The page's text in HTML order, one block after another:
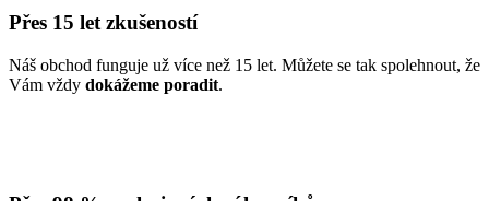
Přes 15 let zkušeností
Náš obchod funguje už více než 15 let. Můžete se tak spolehnout, že
Vám vždy dokážeme poradit.